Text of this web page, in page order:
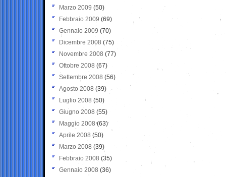
Marzo 2009 (50)
Febbraio 2009 (69)
Gennaio 2009 (70)
Dicembre 2008 (75)
Novembre 2008 (77)
Ottobre 2008 (67)
Settembre 2008 (56)
Agosto 2008 (39)
Luglio 2008 (50)
Giugno 2008 (55)
Maggio 2008(63)
Aprile 2008 (50)
Marzo 2008 (39)
Febbraio 2008 (35)
Gennaio 2008 (36)